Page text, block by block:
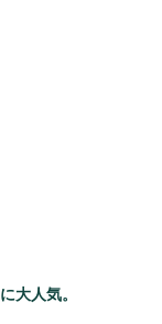
大人気。